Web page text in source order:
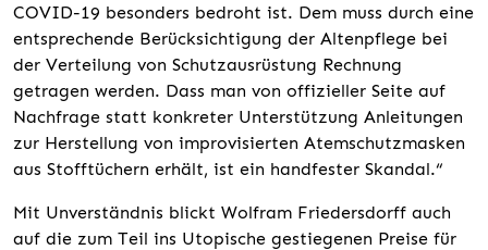
COVID-19 besonders bedroht ist. Dem muss durch eine
entsprechende Berücksichtigung der Altenpflege bei
der Verteilung von Schutzausrüstung Rechnung
getragen werden. Dass man von offizieller Seite auf
Nachfrage statt konkreter Unterstützung Anleitungen
zur Herstellung von improvisierten Atemschutzmasken
aus Stofftüchern erhält, ist ein handfester Skandal.“
Mit Unverständnis blickt Wolfram Friedersdorff auch
auf die zum Teil ins Utopische gestiegenen Preise für